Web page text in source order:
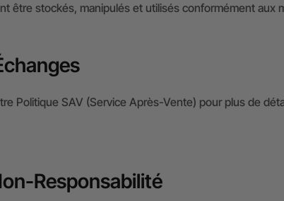
être stockés, manipulés et utilisés conformément
Politique SAV (Service Après-Vente) pour plus de
Responsabilité